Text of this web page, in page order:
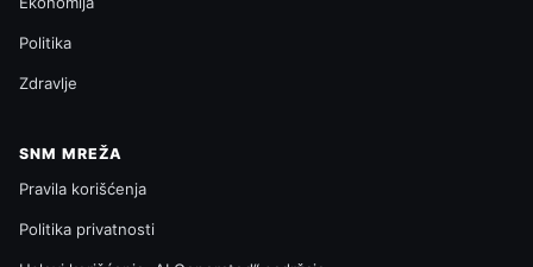
Politika
Zdravlje
SNM MREŽA
Pravila korišćenja
Politika privatnosti